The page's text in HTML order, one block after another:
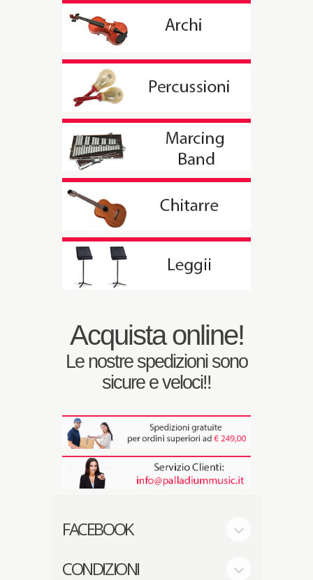
Acquista online!
Le nostre spedizioni sono
sicure e veloci!!
FACEBOOK
CONDIZIONI